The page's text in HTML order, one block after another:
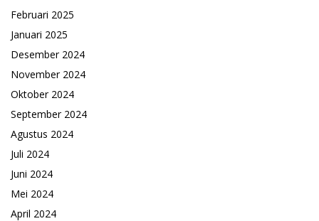
Februari 2025
Januari 2025
Desember 2024
November 2024
Oktober 2024
September 2024
Agustus 2024
Juli 2024
Juni 2024
Mei 2024
April 2024